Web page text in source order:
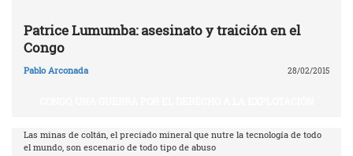
Patrice Lumumba: asesinato y traición en el
Congo
Pablo Arconada 28/02/2015
Las minas de coltán, el preciado mineral que nutre la tecnología de todo
el mundo, son escenario de todo tipo de abuso